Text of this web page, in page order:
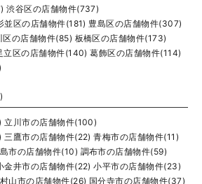
渋谷区の店舗物件(737)
並区の店舗物件(181) 豊島区の店舗物件(307)
区の店舗物件(85) 板橋区の店舗物件(173)
立区の店舗物件(140) 葛飾区の店舗物件(114)
立川市の店舗物件(100)
三鷹市の店舗物件(22) 青梅市の店舗物件(11)
市の店舗物件(10) 調布市の店舗物件(59)
金井市の店舗物件(22) 小平市の店舗物件(23)
山市の店舗物件(26) 国分寺市の店舗物件(37)